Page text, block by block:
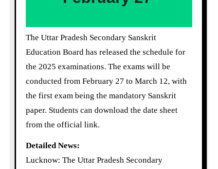
The Uttar Pradesh Secondary Sanskrit
Education Board has released the schedule for
the 2025 examinations. The exams will be
conducted from February 27 to March 12, with
the first exam being the mandatory Sanskrit
paper. Students can download the date sheet
from the official link.
Detailed News:
Lucknow: The Uttar Pradesh Secondary